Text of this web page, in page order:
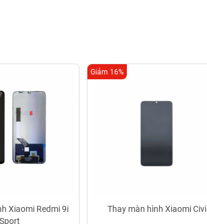
Xiaomi Redmi 9i
Sport
Thay màn hình Xiaomi Civi
Giảm 16%